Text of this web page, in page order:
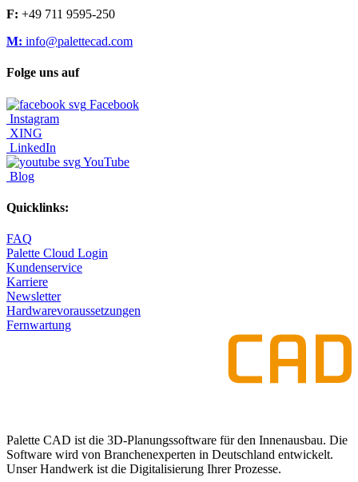
F: +49 711 9595-250
M: info@palettecad.com
Folge uns auf
Facebook
Instagram
XING
LinkedIn
YouTube
Blog
Quicklinks:
FAQ
Palette Cloud Login
Kundenservice
Karriere
Newsletter
Hardwarevoraussetzungen
Fernwartung
Palette CAD ist die 3D-Planungssoftware für den Innenausbau. Die
Software wird von Branchenexperten in Deutschland entwickelt.
Unser Handwerk ist die Digitalisierung Ihrer Prozesse.